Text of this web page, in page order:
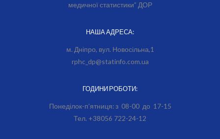
медичної статистики” ДОР
НАША АДРЕСА:
м. Дніпро, вул. Новосільна,1
rphc_dp@statinfo.com.ua
ГОДИНИ РОБОТИ:
Понеділок-п’ятниця: з 08-00 до 17-15
Тел. +38056 722-24-12